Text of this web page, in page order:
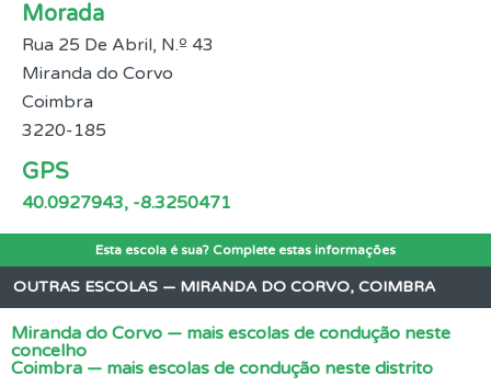
Morada
Rua 25 De Abril, N.º 43
Miranda do Corvo
Coimbra
3220-185
GPS
40.0927943, -8.3250471
Esta escola é sua? Complete estas informações
OUTRAS ESCOLAS — MIRANDA DO CORVO, COIMBRA
Miranda do Corvo — mais escolas de condução neste
concelho
Coimbra — mais escolas de condução neste distrito